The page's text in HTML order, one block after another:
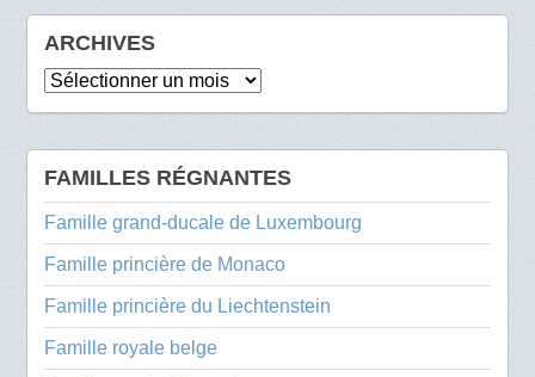
ARCHIVES
Archives
FAMILLES RÉGNANTES
Famille grand-ducale de Luxembourg
Famille princière de Monaco
Famille princière du Liechtenstein
Famille royale belge